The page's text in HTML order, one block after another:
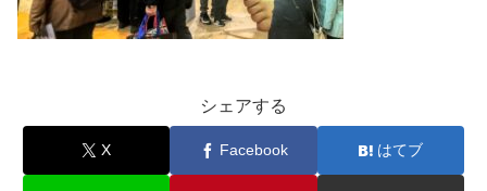
シェアする
X Facebook はてブ